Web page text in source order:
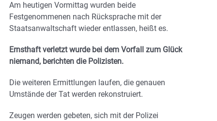
Am heutigen Vormittag wurden beide
Festgenommenen nach Rücksprache mit der
Staatsanwaltschaft wieder entlassen, heißt es.
Ernsthaft verletzt wurde bei dem Vorfall zum Glück
niemand, berichten die Polizisten.
Die weiteren Ermittlungen laufen, die genauen
Umstände der Tat werden rekonstruiert.
Zeugen werden gebeten, sich mit der Polizei